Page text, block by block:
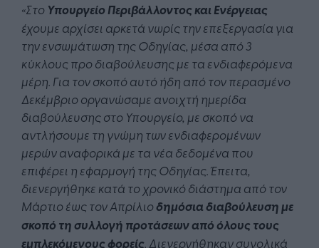
«Στο Υπουργείο Περιβάλλοντος και Ενέργειας
έχουμε αρχίσει αρκετά νωρίς την επεξεργασία για
την ενσωμάτωση της Οδηγίας, μέσα από 3
κύκλους προ διαβούλευσης με τα ενδιαφερόμενα
μέρη. Για τον σκοπό αυτό ήδη από τον περασμένο
Δεκέμβριο οργανώσαμε ανοιχτή ημερίδα
διαβούλευσης στο Υπουργείο, με σκοπό να
αντλήσουμε τη γνώμη των ενδιαφερομένων
μερών αναφορικά με τα νέα δεδομένα που
επιφέρει η εφαρμογή της Οδηγίας. Έπειτα,
διενεργήθηκε κατά το χρονικό διάστημα από τον
Μάρτιο έως τον Απρίλιοδημόσια διαβούλευση με
σκοπό τη συλλογή προτάσεων από όλους τους
εμπλεκόμενους φορείς. Διενεργήθηκαν συνολικά